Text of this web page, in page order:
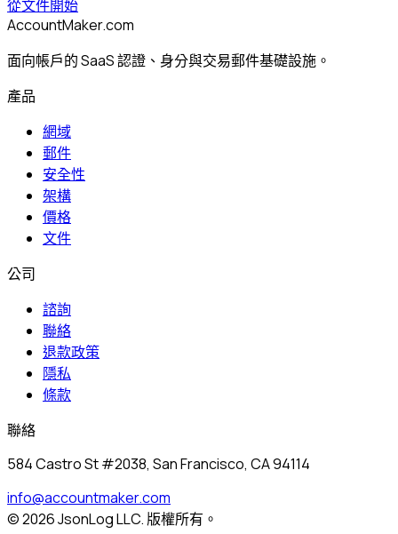
從文件開始
AccountMaker.com
面向帳戶的 SaaS 認證、身分與交易郵件基礎設施。
產品
網域
郵件
安全性
架構
價格
文件
公司
諮詢
聯絡
退款政策
隱私
條款
聯絡
584 Castro St #2038, San Francisco, CA 94114
info@accountmaker.com
© 2026 JsonLog LLC. 版權所有。